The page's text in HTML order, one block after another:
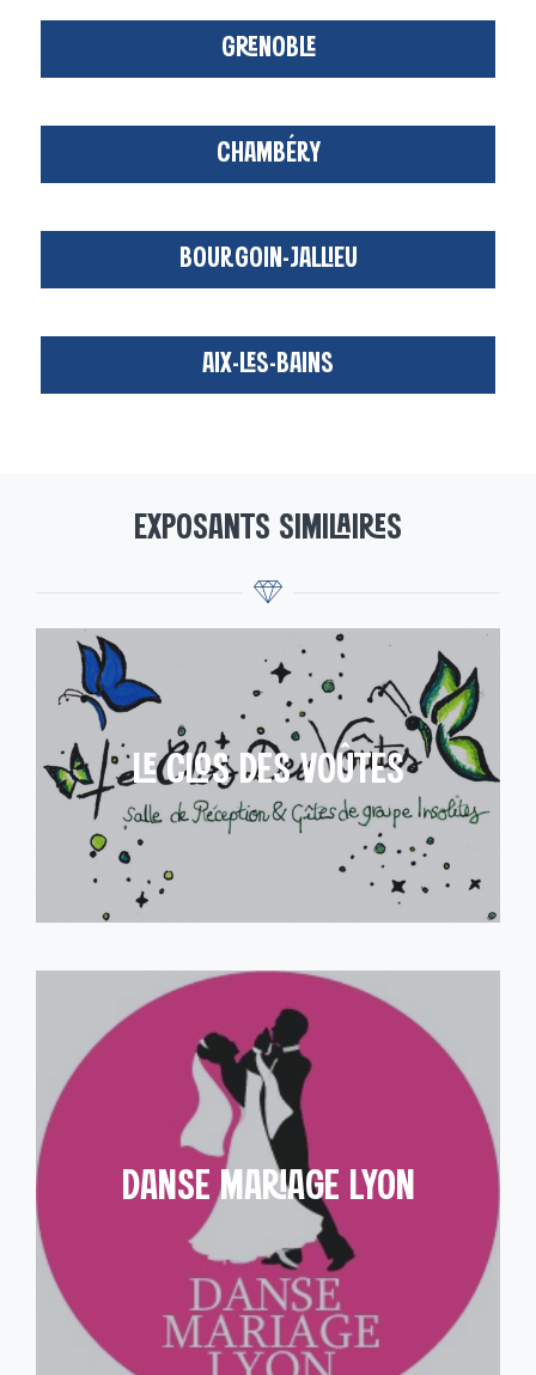
GRENOBLE
CHAMBÉRY
BOURGOIN-JALLIEU
AIX-LES-BAINS
EXPOSANTS SIMILAIRES
LE CLOS DES VOÛTES
DANSE MARIAGE LYON